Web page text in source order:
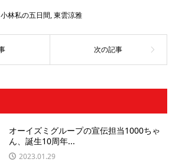
小林私の五日間,東雲涼雅
オーイズミグループの宣伝担当1000ちゃ
ん、誕生10周年...
2023.01.29